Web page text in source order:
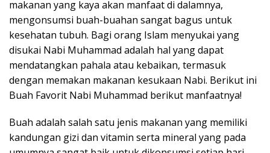
makanan yang kaya akan manfaat di dalamnya,
mengonsumsi buah-buahan sangat bagus untuk
kesehatan tubuh. Bagi orang Islam menyukai yang
disukai Nabi Muhammad adalah hal yang dapat
mendatangkan pahala atau kebaikan, termasuk
dengan memakan makanan kesukaan Nabi. Berikut ini
Buah Favorit Nabi Muhammad berikut manfaatnya!
Buah adalah salah satu jenis makanan yang memiliki
kandungan gizi dan vitamin serta mineral yang pada